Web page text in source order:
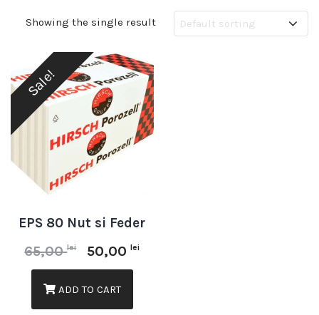
Showing the single result
Sale!
EPS 80 Nut si Feder
65,00lei 50,00lei
ADD TO CART